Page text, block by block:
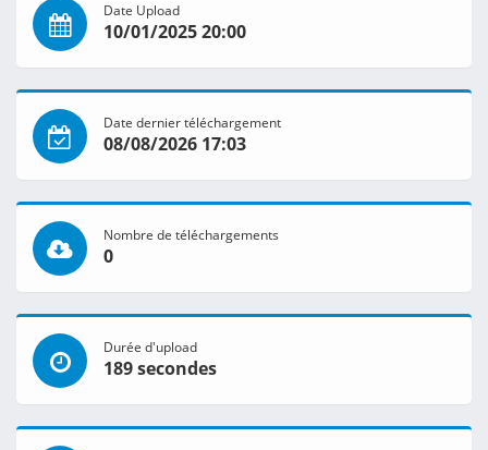
Date Upload
10/01/2025 20:00
Date dernier téléchargement
08/08/2026 17:03
Nombre de téléchargements
0
Durée d'upload
189 secondes